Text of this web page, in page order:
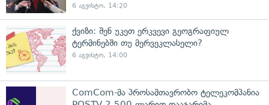
6 აგვისტო, 14:20
ქვიზი: შენ უკეთ ერკვევი გეოგრაფიულ
ტერმინებში თუ მერვეკლასელი?
6 აგვისტო, 14:00
ComCom-მა პროსამთავრობო ტელეკომპანია